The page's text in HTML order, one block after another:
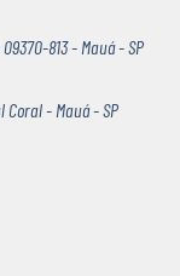
813 - Mauá - SP
- Mauá - SP